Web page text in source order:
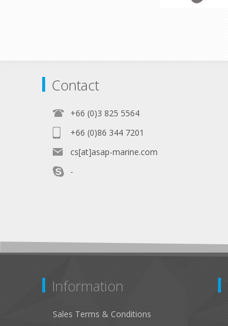
Contact
+66 (0)3 825 5564
+66 (0)86 344 7201
cs[at]asap-marine.com
-
Information
Sales Terms & Conditions